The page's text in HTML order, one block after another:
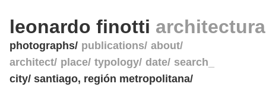
leonardo finotti
photographs publications about
architect place typology date search_
city/ santiago, región metropolitana/